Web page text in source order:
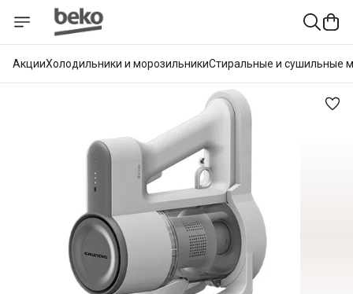
АкцииХолодильники и морозильникиСтиральные и сушильные